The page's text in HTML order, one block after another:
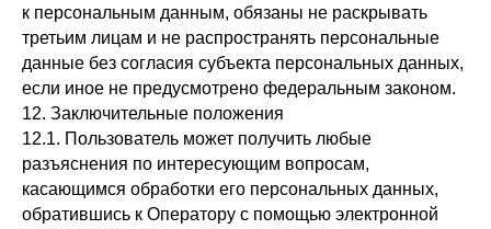
к персональным данным, обязаны не раскрывать
третьим лицам и не распространять персональные
данные без согласия субъекта персональных данных,
если иное не предусмотрено федеральным законом.
12. Заключительные положения
12.1. Пользователь может получить любые
разъяснения по интересующим вопросам,
касающимся обработки его персональных данных,
обратившись к Оператору с помощью электронной